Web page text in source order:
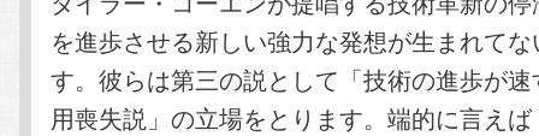
を進歩させる新しい強力な発想が生まれて
す。彼らは第三の説として「技術の進歩が
用喪失説」の立場をとります。端的に言え